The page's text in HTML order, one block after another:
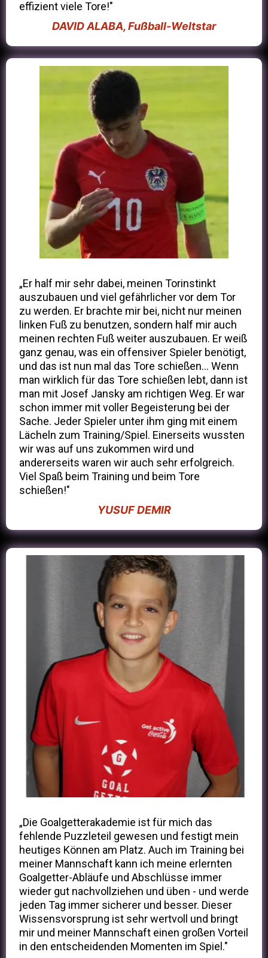
effizient viele Tore!"
DAVID ALABA, Fußball-Weltstar
„Er half mir sehr dabei, meinen Torinstinkt
auszubauen und viel gefährlicher vor dem Tor
zu werden. Er brachte mir bei, nicht nur meinen
linken Fuß zu benutzen, sondern half mir auch
meinen rechten Fuß weiter auszubauen. Er weiß
ganz genau, was ein offensiver Spieler benötigt,
und das ist nun mal das Tore schießen... Wenn
man wirklich für das Tore schießen lebt, dann ist
man mit Josef Jansky am richtigen Weg. Er war
schon immer mit voller Begeisterung bei der
Sache. Jeder Spieler unter ihm ging mit einem
Lächeln zum Training/Spiel. Einerseits wussten
wir was auf uns zukommen wird und
andererseits waren wir auch sehr erfolgreich.
Viel Spaß beim Training und beim Tore
schießen!"
YUSUF DEMIR
„Die Goalgetterakademie ist für mich das
fehlende Puzzleteil gewesen und festigt mein
heutiges Können am Platz. Auch im Training bei
meiner Mannschaft kann ich meine erlernten
Goalgetter-Abläufe und Abschlüsse immer
wieder gut nachvollziehen und üben - und werde
jeden Tag immer sicherer und besser. Dieser
Wissensvorsprung ist sehr wertvoll und bringt
mir und meiner Mannschaft einen großen Vorteil
in den entscheidenden Momenten im Spiel."